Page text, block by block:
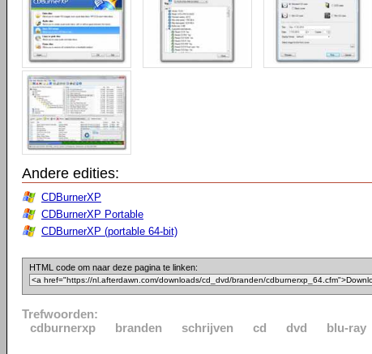
Andere edities:
CDBurnerXP
CDBurnerXP Portable
CDBurnerXP (portable 64-bit)
HTML code om naar deze pagina te linken:
Trefwoorden:
cdburnerxp
branden schrijven cd dvd blu-ray